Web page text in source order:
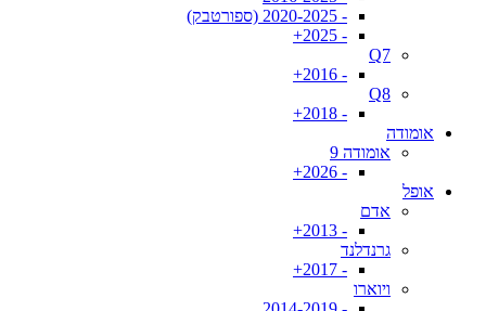
- 2020-2025 (ספורטבק)
- 2025+
Q7
- 2016+
Q8
- 2018+
אומודה
אומודה 9
- 2026+
אופל
אדם
- 2013+
גרנדלנד
- 2017+
ויוארו